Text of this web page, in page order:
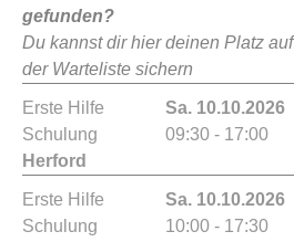
gefunden?
Du kannst dir hier deinen Platz auf
der Warteliste sichern
Erste Hilfe
Schulung
Herford
Sa. 10.10.2026
09:30 - 17:00
Erste Hilfe
Schulung
Sa. 10.10.2026
10:00 - 17:30